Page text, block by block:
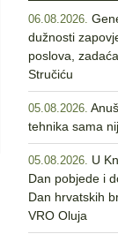
06.08.2026.
dužnosti
poslova,
Stručiću
05.08.2026.
tehnika sama
05.08.2026. U
Dan pobjede i
Dan hrvatskih
VRO Oluja